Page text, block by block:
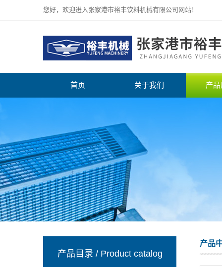
您好，欢迎进入张家港市裕丰饮料机械有限公司网站！
首页 关于我们 产
产品目录 / Product catalog
产品